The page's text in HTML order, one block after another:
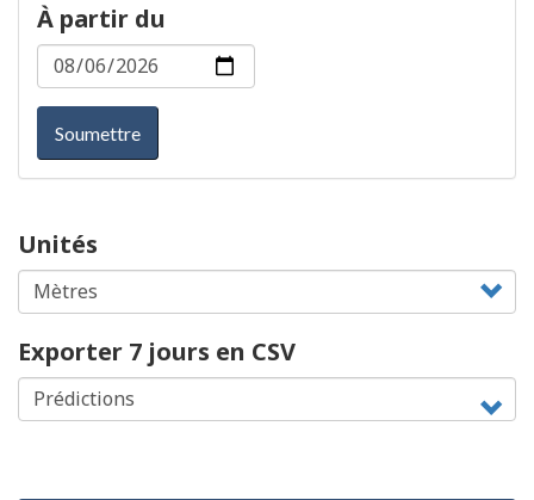
À partir du
Soumettre
Unités
Exporter 7 jours en CSV